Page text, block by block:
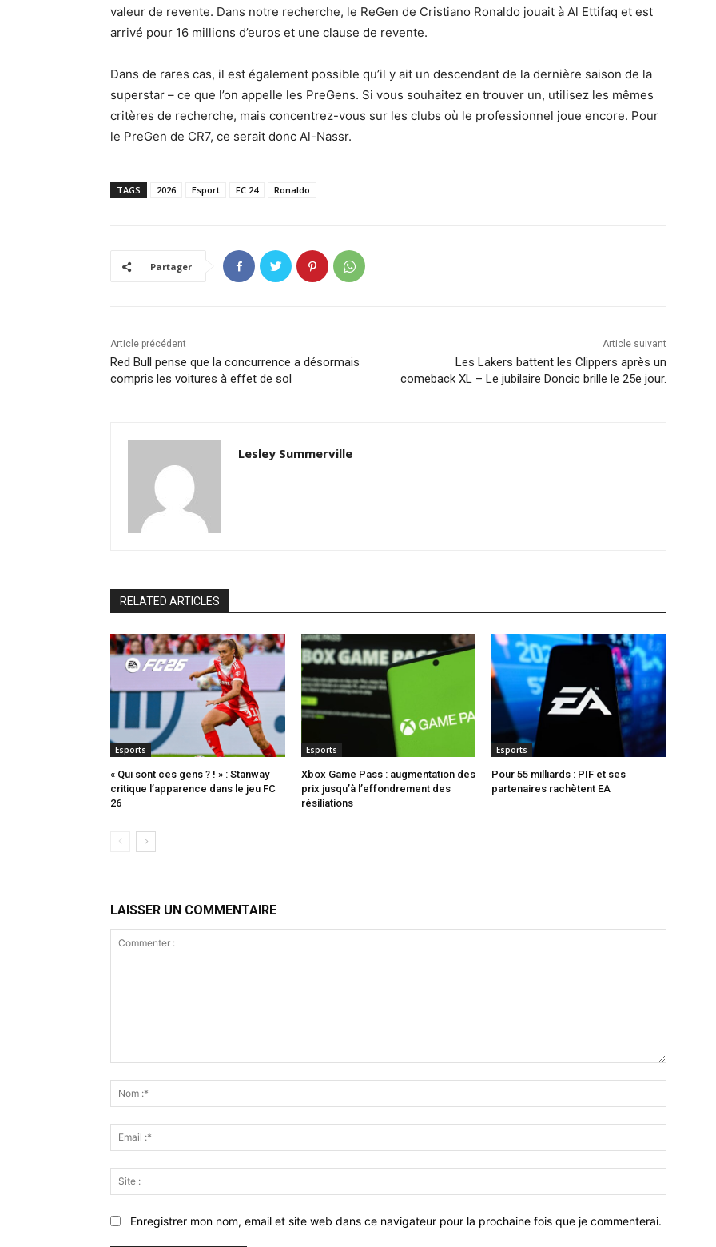
valeur de revente. Dans notre recherche, le ReGen de Cristiano Ronaldo jouait à Al Ettifaq et est
arrivé pour 16 millions d’euros et une clause de revente.
Dans de rares cas, il est également possible qu’il y ait un descendant de la dernière saison de la
superstar – ce que l’on appelle les PreGens. Si vous souhaitez en trouver un, utilisez les mêmes
critères de recherche, mais concentrez-vous sur les clubs où le professionnel joue encore. Pour
le PreGen de CR7, ce serait donc Al-Nassr.
TAGS 2026 Esport FC 24 Ronaldo
Partager
Article précédent
Red Bull pense que la concurrence a désormais
compris les voitures à effet de sol
Article suivant
Les Lakers battent les Clippers après un
comeback XL – Le jubilaire Doncic brille le 25e jour.
Lesley Summerville
RELATED ARTICLES
Esports
« Qui sont ces gens ? ! » : Stanway
critique l’apparence dans le jeu FC
26
Esports
Xbox Game Pass : augmentation des
prix jusqu’à l’effondrement des
résiliations
Esports
Pour 55 milliards : PIF et ses
partenaires rachètent EA
LAISSER UN COMMENTAIRE
:*
:*
:
Enregistrer mon nom, email et site web dans ce navigateur pour la prochaine fois que je commenterai.